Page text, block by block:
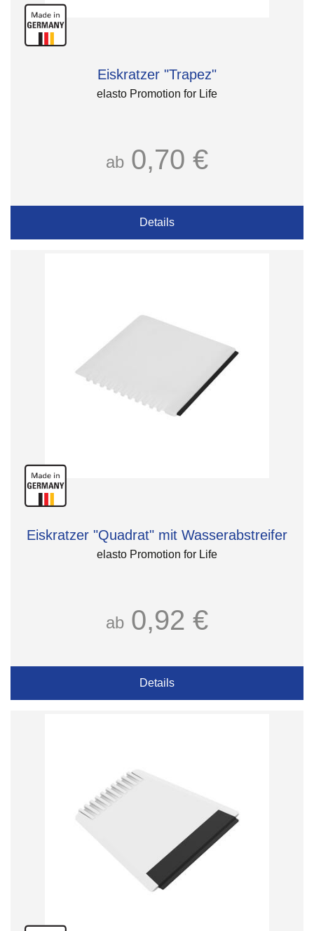
Eiskratzer "Trapez"
elasto Promotion for Life
ab 0,70 €
Details
Eiskratzer "Quadrat" mit Wasserabstreifer
elasto Promotion for Life
ab 0,92 €
Details